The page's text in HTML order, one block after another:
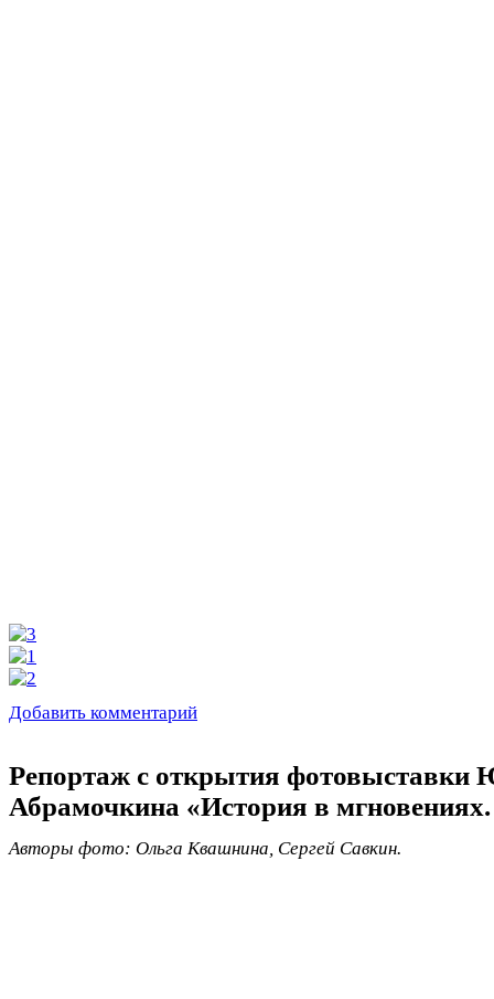
Добавить комментарий
Репортаж с открытия фотовыставки
Абрамочкина «История в
Авторы фото: Ольга Квашнина, Сергей Савкин.